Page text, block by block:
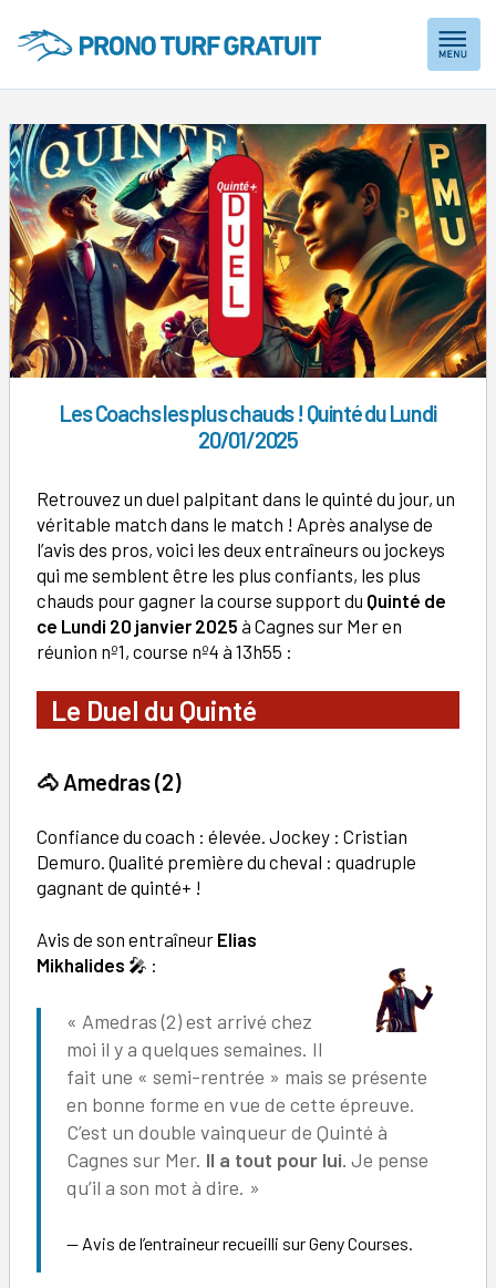
to
content
Les Coachs les plus chauds ! Quinté du Lundi
20/01/2025
Retrouvez un duel palpitant dans le quinté du jour, un
véritable match dans le match ! Après analyse de
l’avis des pros, voici les deux entraîneurs ou jockeys
qui me semblent être les plus confiants, les plus
chauds pour gagner la course support du Quinté de
ce Lundi 20 janvier 2025 à Cagnes sur Mer en
réunion nº1, course nº4 à 13h55 :
Le Duel du Quinté
🐴 Amedras (2)
Confiance du coach : élevée. Jockey : Cristian
Demuro. Qualité première du cheval : quadruple
gagnant de quinté+ !
Avis de son entraîneur Elias
Mikhalides 🎤 :
« Amedras (2) est arrivé chez
moi il y a quelques semaines. Il
fait une « semi-rentrée » mais se présente
en bonne forme en vue de cette épreuve.
C’est un double vainqueur de Quinté à
Cagnes sur Mer. Il a tout pour lui. Je pense
qu’il a son mot à dire. »
Avis de l’entraineur recueilli sur Geny Courses.